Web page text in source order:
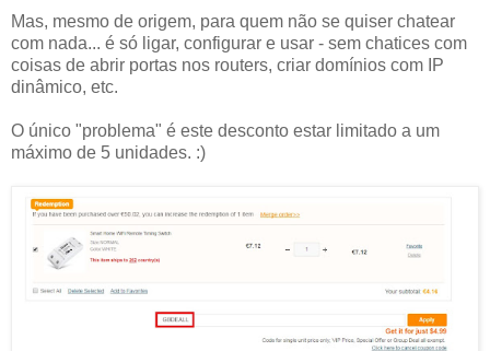
Mas, mesmo de origem, para quem não se quiser chatear
com nada... é só ligar, configurar e usar - sem chatices com
coisas de abrir portas nos routers, criar domínios com IP
dinâmico, etc.
O único "problema" é este desconto estar limitado a um
máximo de 5 unidades. :)